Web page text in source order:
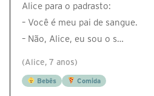
Alice para o padrasto:
– Você é meu pai de sangue.
– Não, Alice, eu sou o s…
(Alice, 7 anos)
Bebês Comida